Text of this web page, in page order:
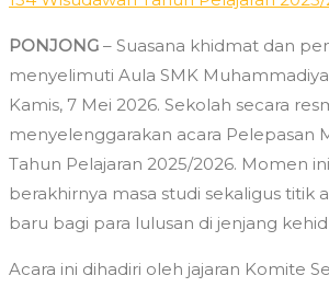
PONJONG – Suasana khidmat dan
menyelimuti Aula SMK
Kamis, 7 Mei 2026. Sekolah secara
menyelenggarakan acara Pelepasan
Tahun Pelajaran 2025/2026. Momen
berakhirnya masa studi sekaligus titik
baru bagi para lulusan di jenjang
Acara ini dihadiri oleh jajaran Komite